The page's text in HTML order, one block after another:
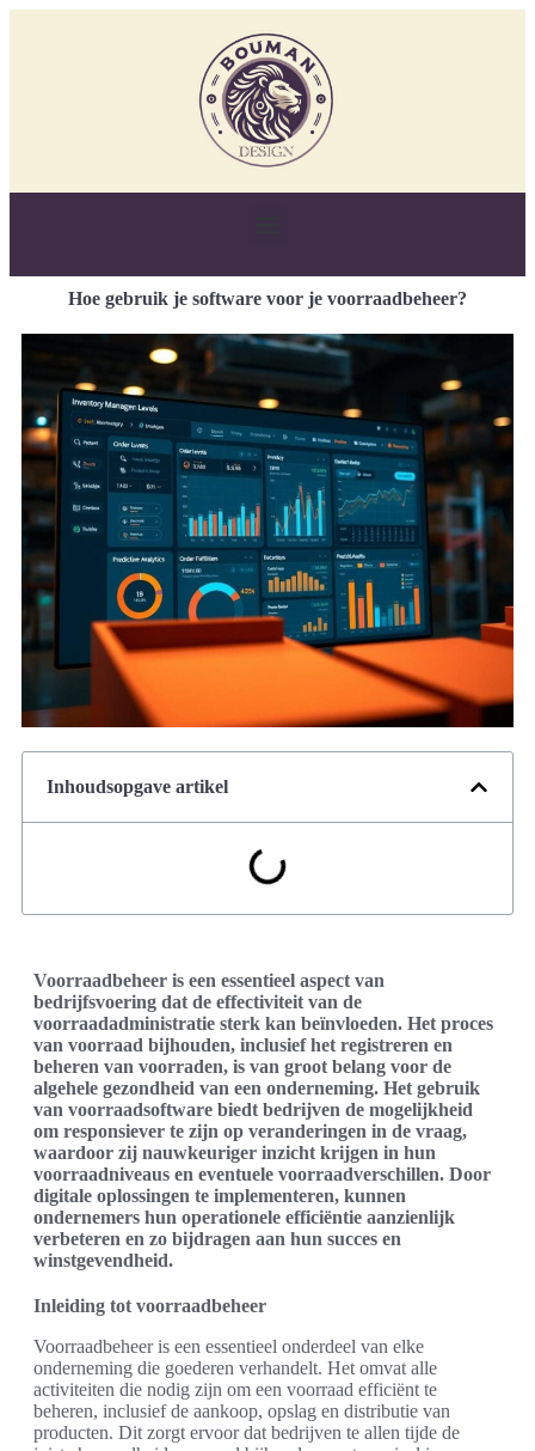
Hoe gebruik je software voor je voorraadbeheer?
Inhoudsopgave artikel
Voorraadbeheer is een essentieel aspect van
bedrijfsvoering dat de effectiviteit van de
voorraadadministratie sterk kan beïnvloeden. Het proces
van voorraad bijhouden, inclusief het registreren en
beheren van voorraden, is van groot belang voor de
algehele gezondheid van een onderneming. Het gebruik
van voorraadsoftware biedt bedrijven de mogelijkheid
om responsiever te zijn op veranderingen in de vraag,
waardoor zij nauwkeuriger inzicht krijgen in hun
voorraadniveaus en eventuele voorraadverschillen. Door
digitale oplossingen te implementeren, kunnen
ondernemers hun operationele efficiëntie aanzienlijk
verbeteren en zo bijdragen aan hun succes en
winstgevendheid.
Inleiding tot voorraadbeheer
Voorraadbeheer is een essentieel onderdeel van elke
onderneming die goederen verhandelt. Het omvat alle
activiteiten die nodig zijn om een voorraad efficiënt te
beheren, inclusief de aankoop, opslag en distributie van
producten. Dit zorgt ervoor dat bedrijven te allen tijde de